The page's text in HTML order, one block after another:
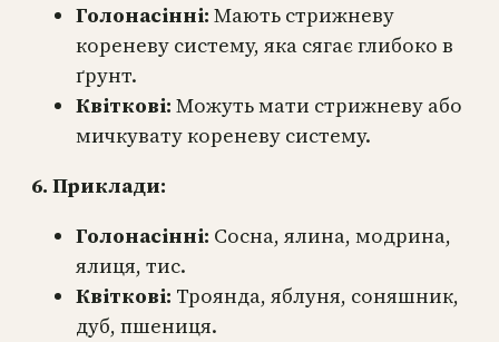
Голонасінні: Мають стрижневу
кореневу систему, яка сягає глибоко в
ґрунт.
Квіткові: Можуть мати стрижневу або
мичкувату кореневу систему.
6. Приклади:
Голонасінні: Сосна, ялина, модрина,
ялиця, тис.
Квіткові: Троянда, яблуня, соняшник,
дуб, пшениця.